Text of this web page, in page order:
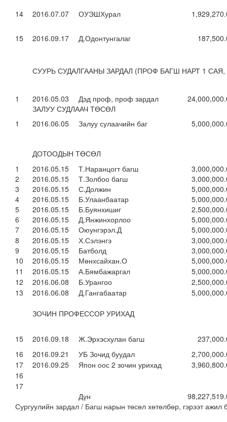
14
2016.07.07 ОУЭШХурал
15 2016.09.17 Д.Одонтунгалаг
СУУРЬ СУДАЛГААНЫ ЗАРДАЛ (ПРОФ БАГШ НАРТ 1
1 2016.05.03 Дэд проф, проф зардал
ЗАЛУУ СУДЛААЧ ТӨСӨЛ
1
2016.06.05 Залуу сулаачийн баг
ДОТООДЫН ТӨСӨЛ
1
2016.05.15 Т.Наранцогт багш
2
2016.05.15 Т.Золбоо багш
3
2016.05.15 С.Должин
4
2016.05.15 Б.Улаанбаатар
5
2016.05.15 Б.Буянхишиг
6
2016.05.15 Д.Янжинхорлоо
7
2016.05.15 Оюунгэрэл.Д
8
2016.05.15 Х.Сэлэнгэ
9
2016.05.15 Батболд
10
2016.05.15 Мөнхсайхан.О
11
2016.05.15 А.Бямбажаргал
12
2016.06.08 Б.Урангоо
13
2016.06.08 Д.Гангабаатар
ЗОЧИН ПРОФЕССОР УРИХАД
15 2016.09.18 Ж.Эрхэсхулан багш
16
2016.09.21 УБ Зочид буудал
17
2016.09.25 Япон оос 2 зочин урихад
16
17
Дүн
Сургуулийн зардал / Багш нарын төсөл хөтөлбөр, гэрээт ажил